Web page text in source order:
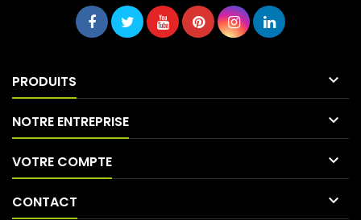
PRODUITS 
NOTRE ENTREPRISE 
VOTRE COMPTE 
CONTACT 